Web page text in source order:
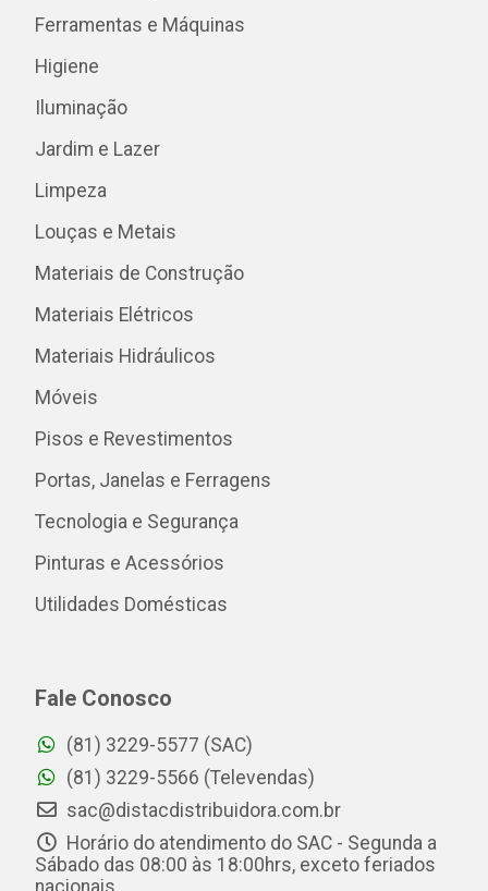
Ferramentas e Máquinas
Higiene
Iluminação
Jardim e Lazer
Limpeza
Louças e Metais
Materiais de Construção
Materiais Elétricos
Materiais Hidráulicos
Móveis
Pisos e Revestimentos
Portas, Janelas e Ferragens
Tecnologia e Segurança
Pinturas e Acessórios
Utilidades Domésticas
Fale Conosco
(81) 3229-5577 (SAC)
(81) 3229-5566 (Televendas)
sac@distacdistribuidora.com.br
Horário do atendimento do SAC - Segunda a
Sábado das 08:00 às 18:00hrs, exceto feriados
nacionais.